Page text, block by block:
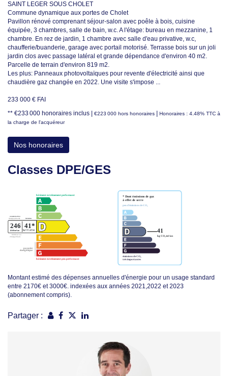
SAINT LEGER SOUS CHOLET
Commune dynamique aux portes de Cholet
Pavillon rénové comprenant séjour-salon avec poêle à bois, cuisine
équipée, 3 chambres, salle de bain, w.c. A l'étage: bureau en mezzanine, 1
chambre. En rez de jardin, 1 chambre avec salle d'eau privative, w.c,
chaufferie/buanderie, garage avec portail motorisé. Terrasse bois sur un joli
jardin clos avec passage latéral et grande dépendance d'environ 40 m2.
Parcelle de terrain d'environ 819 m2.
Les plus: Panneaux photovoltaïques pour revente d'électricité ainsi que
chaudière gaz changée en 2022. Une visite s'impose ...
233 000 € FAI
** €233 000 honoraires inclus €223 000 hors honoraires
Honoraires : 4.48% TTC à
la charge de l'acquéreur
Nos honoraires
Classes DPE/GES
Montant estimé des dépenses annuelles d'énergie pour un usage standard
entre 2170€ et 3000€. indexées aux années 2021,2022 et 2023
(abonnement compris).
Partager :